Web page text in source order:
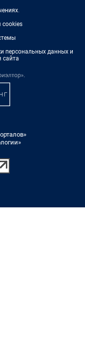
.
cookies
персональных данных и
сайта